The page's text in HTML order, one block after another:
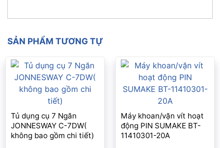
SẢN PHẨM TƯƠNG TỰ
Tủ dụng cụ 7 Ngăn
JONNESWAY C-7DW(
không bao gồm chi tiết)
Máy khoan/vặn vít hoạt
động PIN SUMAKE BT-
11410301-20A